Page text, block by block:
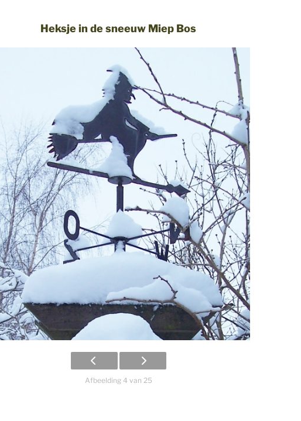
Heksje in de sneeuw Miep Bos
Afbeelding 4 van 25